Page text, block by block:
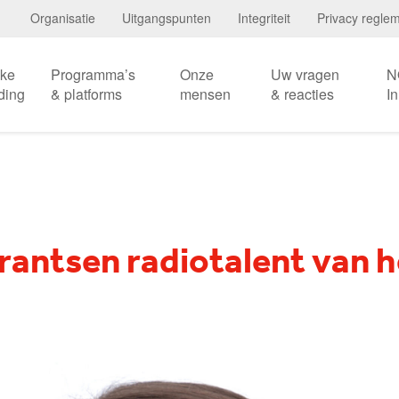
Organisatie Uitgangspunten Integriteit Privacy
Programma’s
& platforms
Onze
mensen
Uw vragen
& reacties
radiotalent van